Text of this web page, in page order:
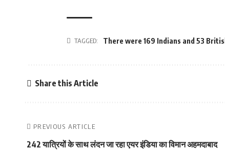
TAGGED: There were 169 Indians and 53
Share this Article
PREVIOUS ARTICLE
242 यात्रियों के साथ लंदन जा रहा एयर इंडिया का विमान अहमदाबाद